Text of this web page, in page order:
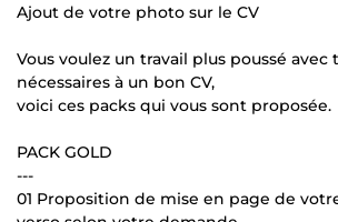
Ajout de votre photo sur le CV
Vous voulez un travail plus poussé
nécessaires à un bon CV,
voici ces packs qui vous sont proposée.
PACK GOLD
---
01 Proposition de mise en page de